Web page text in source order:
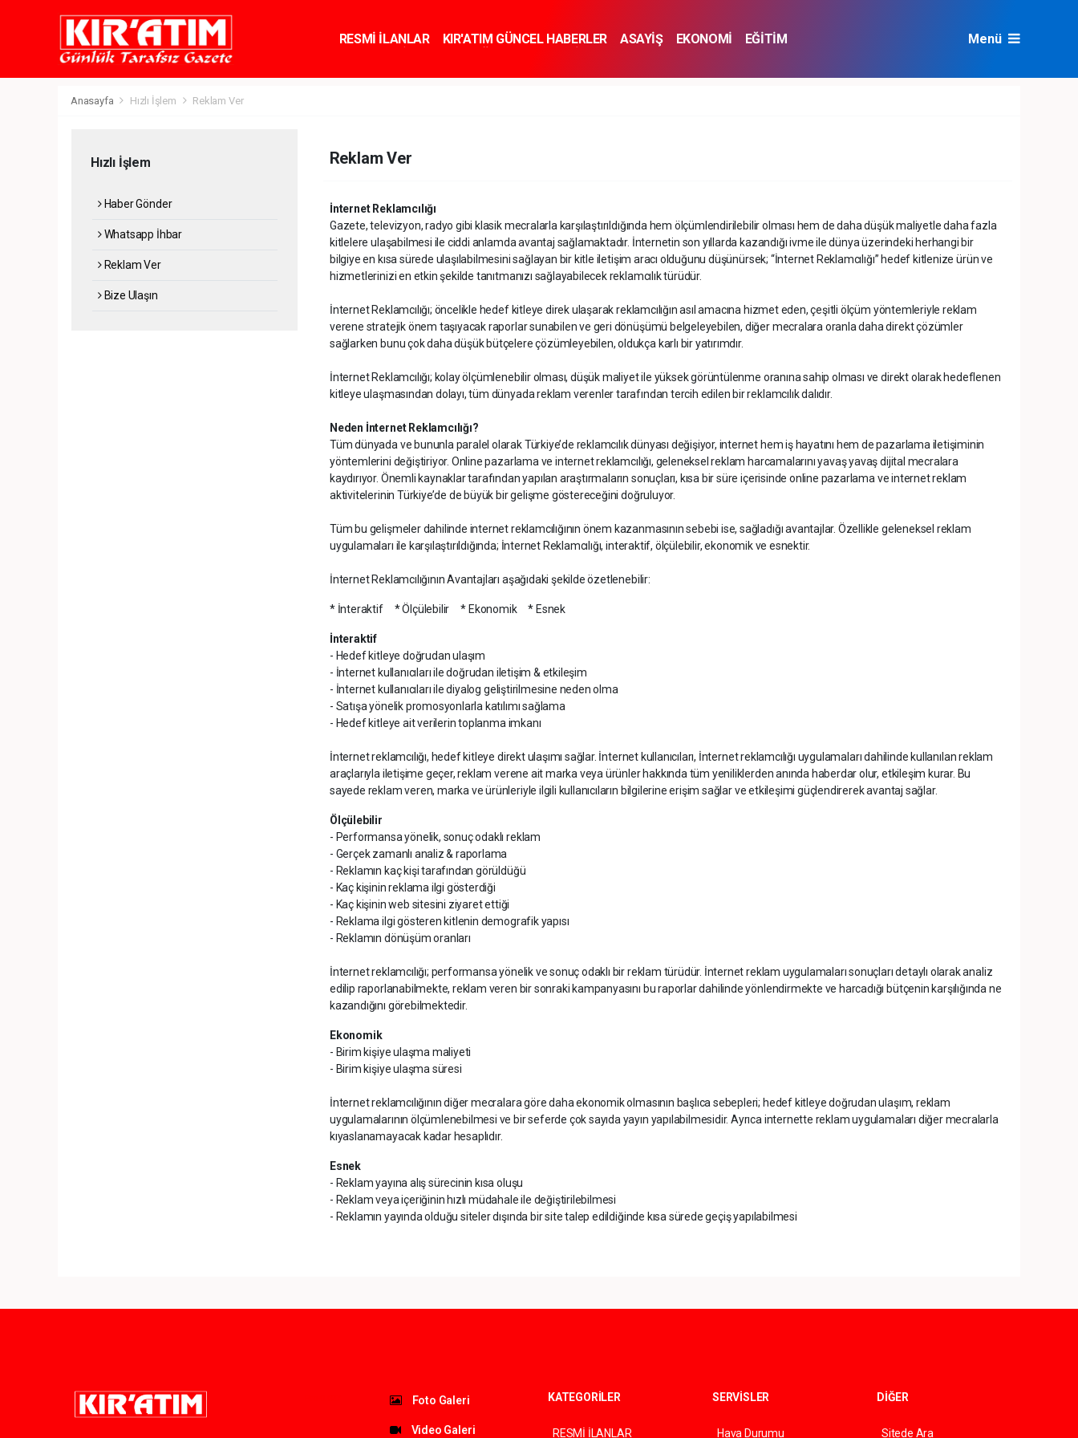
RESMİ İLANLAR KIR'ATIM GÜNCEL HABERLER ASAYİŞ EKONOMİ
EĞİTİM
Menü
Anasayfa Hızlı İşlem Reklam Ver
Hızlı İşlem
Haber Gönder
Whatsapp İhbar
Reklam Ver
Bize Ulaşın
Reklam Ver
İnternet Reklamcılığı
Gazete, televizyon, radyo gibi klasik mecralarla karşılaştırıldığında hem ölçümlendirilebilir olması hem de daha düşük maliyetle daha fazla
kitlelere ulaşabilmesi ile ciddi anlamda avantaj sağlamaktadır. İnternetin son yıllarda kazandığı ivme ile dünya üzerindeki herhangi bir
bilgiye en kısa sürede ulaşılabilmesini sağlayan bir kitle iletişim aracı olduğunu düşünürsek; “İnternet Reklamcılığı” hedef kitlenize ürün ve
hizmetlerinizi en etkin şekilde tanıtmanızı sağlayabilecek reklamcılık türüdür.
İnternet Reklamcılığı; öncelikle hedef kitleye direk ulaşarak reklamcılığın asıl amacına hizmet eden, çeşitli ölçüm yöntemleriyle reklam
verene stratejik önem taşıyacak raporlar sunabilen ve geri dönüşümü belgeleyebilen, diğer mecralara oranla daha direkt çözümler
sağlarken bunu çok daha düşük bütçelere çözümleyebilen, oldukça karlı bir yatırımdır.
İnternet Reklamcılığı; kolay ölçümlenebilir olması, düşük maliyet ile yüksek görüntülenme oranına sahip olması ve direkt olarak hedeflenen
kitleye ulaşmasından dolayı, tüm dünyada reklam verenler tarafından tercih edilen bir reklamcılık dalıdır.
Neden İnternet Reklamcılığı?
Tüm dünyada ve bununla paralel olarak Türkiye’de reklamcılık dünyası değişiyor, internet hem iş hayatını hem de pazarlama iletişiminin
yöntemlerini değiştiriyor. Online pazarlama ve internet reklamcılığı, geleneksel reklam harcamalarını yavaş yavaş dijital mecralara
kaydırıyor. Önemli kaynaklar tarafından yapılan araştırmaların sonuçları, kısa bir süre içerisinde online pazarlama ve internet reklam
aktivitelerinin Türkiye’de de büyük bir gelişme göstereceğini doğruluyor.
Tüm bu gelişmeler dahilinde internet reklamcılığının önem kazanmasının sebebi ise, sağladığı avantajlar. Özellikle geleneksel reklam
uygulamaları ile karşılaştırıldığında; İnternet Reklamcılığı, interaktif, ölçülebilir, ekonomik ve esnektir.
İnternet Reklamcılığının Avantajları aşağıdaki şekilde özetlenebilir:
* İnteraktif * Ölçülebilir * Ekonomik * Esnek
İnteraktif
- Hedef kitleye doğrudan ulaşım
- İnternet kullanıcıları ile doğrudan iletişim & etkileşim
- İnternet kullanıcıları ile diyalog geliştirilmesine neden olma
- Satışa yönelik promosyonlarla katılımı sağlama
- Hedef kitleye ait verilerin toplanma imkanı
İnternet reklamcılığı, hedef kitleye direkt ulaşımı sağlar. İnternet kullanıcıları, İnternet reklamcılığı uygulamaları dahilinde kullanılan reklam
araçlarıyla iletişime geçer, reklam verene ait marka veya ürünler hakkında tüm yeniliklerden anında haberdar olur, etkileşim kurar. Bu
sayede reklam veren, marka ve ürünleriyle ilgili kullanıcıların bilgilerine erişim sağlar ve etkileşimi güçlendirerek avantaj sağlar.
Ölçülebilir
- Performansa yönelik, sonuç odaklı reklam
- Gerçek zamanlı analiz & raporlama
- Reklamın kaç kişi tarafından görüldüğü
- Kaç kişinin reklama ilgi gösterdiği
- Kaç kişinin web sitesini ziyaret ettiği
- Reklama ilgi gösteren kitlenin demografik yapısı
- Reklamın dönüşüm oranları
İnternet reklamcılığı; performansa yönelik ve sonuç odaklı bir reklam türüdür. İnternet reklam uygulamaları sonuçları detaylı olarak analiz
edilip raporlanabilmekte, reklam veren bir sonraki kampanyasını bu raporlar dahilinde yönlendirmekte ve harcadığı bütçenin karşılığında ne
kazandığını görebilmektedir.
Ekonomik
- Birim kişiye ulaşma maliyeti
- Birim kişiye ulaşma süresi
İnternet reklamcılığının diğer mecralara göre daha ekonomik olmasının başlıca sebepleri; hedef kitleye doğrudan ulaşım, reklam
uygulamalarının ölçümlenebilmesi ve bir seferde çok sayıda yayın yapılabilmesidir. Ayrıca internette reklam uygulamaları diğer mecralarla
kıyaslanamayacak kadar hesaplıdır.
Esnek
- Reklam yayına alış sürecinin kısa oluşu
- Reklam veya içeriğinin hızlı müdahale ile değiştirilebilmesi
- Reklamın yayında olduğu siteler dışında bir site talep edildiğinde kısa sürede geçiş yapılabilmesi
Foto Galeri
Video Galeri
KATEGORİLER
RESMİ İLANLAR
SERVİSLER
Hava Durumu
DİĞER
Sitede Ara